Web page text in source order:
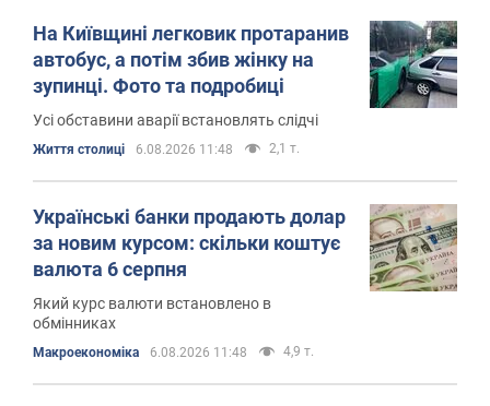
На Київщині легковик протаранив
автобус, а потім збив жінку на
зупинці. Фото та подробиці
Усі обставини аварії встановлять слідчі
Життя столиці 6.08.2026 11:48 2,1 т.
Українські банки продають долар
за новим курсом: скільки коштує
валюта 6 серпня
Який курс валюти встановлено в
обмінниках
Mакроекономіка 6.08.2026 11:48 4,9 т.